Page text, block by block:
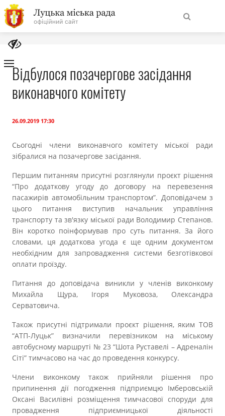
На
головну
НавігаціяПро місто
Міська рада
Бюджет
Публічна інформація
Прозорість влади
Документи
Відбулося позачергове засідання
виконавчого комітету
26.09.2019 17:30
Сьогодні члени виконавчого комітету міської ради
зібралися на позачергове засідання.
Першим питанням присутні розглянули проєкт рішення
“Про додаткову угоду до договору на перевезення
пасажирів автомобільним транспортом”. Доповідачем з
цього питання виступив начальник управління
транспорту та зв'язку міської ради Володимир Степанов.
Він коротко поінформував про суть питання. За його
словами, ця додаткова угода є ще одним документом
необхідним для запровадження системи безготівкової
оплати проїзду.
Питання до доповідача виникли у членів виконкому
Михайла Щура, Ігоря Муковоза, Олександра
Серватовича.
Також присутні підтримали проєкт рішення, яким ТОВ
“АТП-Луцьк” визначили перевізником на міському
автобусному маршруті № 23 “Шота Руставелі – Адреналін
Сіті” тимчасово на час до проведення конкурсу.
Члени виконкому також прийняли рішення про
припинення дії погодження підприємцю Імберовській
Оксані Василівні розміщення тимчасової споруди для
провадження підприємницької діяльності